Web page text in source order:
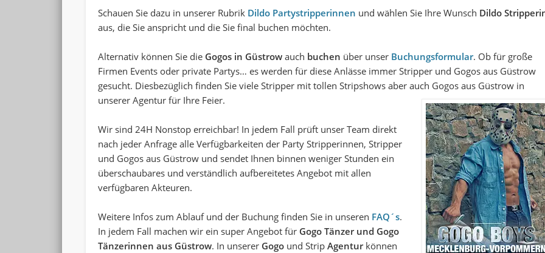
Schauen Sie dazu in unserer Rubrik Dildo Partystripperinnen und wählen Sie Ihre Wunsch Dildo
aus, die Sie anspricht und die Sie final buchen möchten.
Alternativ können Sie die Gogos in Güstrow auch buchen über unser Buchungsformular. Ob für große
Firmen Events oder private Partys… es werden für diese Anlässe immer Stripper und Gogos aus Güstrow
gesucht. Diesbezüglich finden Sie viele Stripper mit tollen Stripshowsaber auch Gogos aus Güstrowin
unserer Agentur für Ihre Feier.
Wir sind 24H Nonstop erreichbar! In jedem Fall prüft unser Team direkt
nach jeder Anfrage alle Verfügbarkeiten der Party Stripperinnen, Stripper
und Gogos aus Güstrow und sendet Ihnen binnen weniger Stunden ein
überschaubares und verständlich aufbereitetes Angebot mit allen
verfügbaren Akteuren.
Weitere Infos zum Ablauf und der Buchung finden Sie in unseren FAQ´s.
In jedem Fall machen wir ein super Angebot für Gogo Tänzer und Gogo
Tänzerinnen aus Güstrow. In unserer Gogound Strip Agenturkönnen